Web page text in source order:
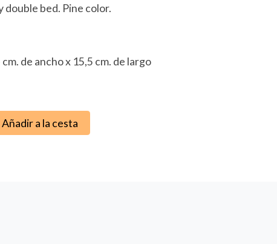
double bed. Pine color.
de ancho x 15,5 cm. de largo
Añadir a la cesta